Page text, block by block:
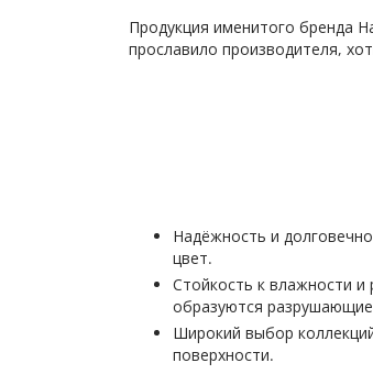
Продукция именитого бренда
прославило производителя,
Надёжность и
цвет.
Стойкость к влажности
образуются
Широкий выбор
поверхности.